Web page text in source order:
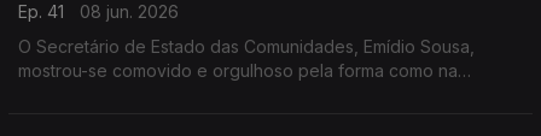
Ep. 41
08 jun. 2026
O Secretário de Estado das Comunidades, Emídio Sousa,
mostrou-se comovido e orgulhoso pela forma como na